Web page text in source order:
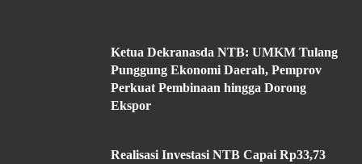
Ketua Dekranasda NTB: UMKM Tulang
Punggung Ekonomi Daerah, Pemprov
Perkuat Pembinaan hingga Dorong
Ekspor
Realisasi Investasi NTB Capai Rp33,73